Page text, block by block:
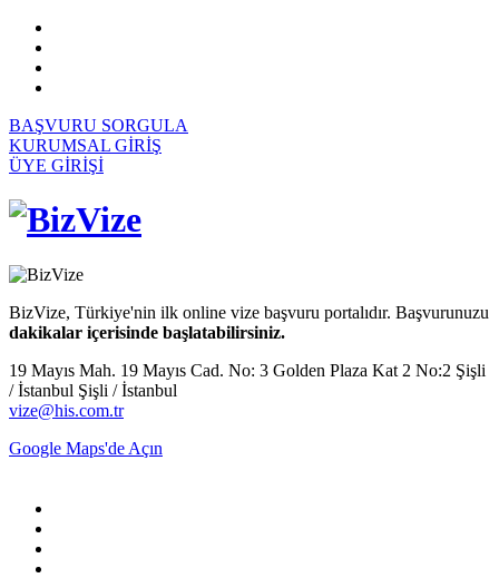
BAŞVURU SORGULA
KURUMSAL GİRİŞ
ÜYE GİRİŞİ
BizVize, Türkiye'nin ilk online vize başvuru portalıdır. Başvurunuzu
dakikalar içerisinde başlatabilirsiniz.
19 Mayıs Mah. 19 Mayıs Cad. No: 3 Golden Plaza Kat 2 No:2 Şişli
/ İstanbul Şişli / İstanbul
vize@his.com.tr
Google Maps'de Açın